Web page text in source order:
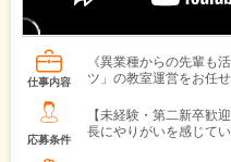
仕事内容
《異業種からの先輩も
ツ」の教室運営をお任せ
応募条件
【未経験・第二新卒歓
長にやりがいを感じて